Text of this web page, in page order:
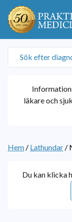
läkare och
Hem / Lathundar /
Du kan klicka